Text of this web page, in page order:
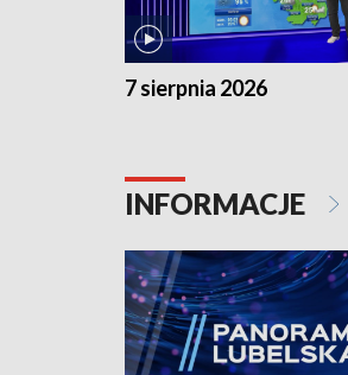
7 sierpnia 2026
INFORMACJE